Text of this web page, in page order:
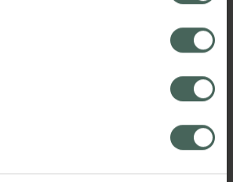
Ett återkallat samtycke påverkar inte
som skett innan återkallelsen.
här för dig. Du hittar oss från Skåne i
och online i mobilen och på
du är så är det vårt uppdrag att